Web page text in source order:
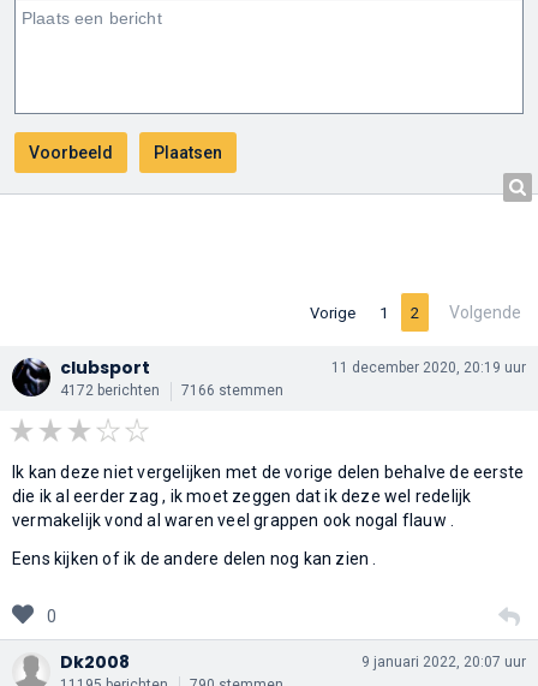
Vorige 1 2 Volgende
clubsport
4172 berichten 7166 stemmen
11 december 2020, 20:19 uur
Ik kan deze niet vergelijken met de vorige delen behalve de eerste
die ik al eerder zag , ik moet zeggen dat ik deze wel redelijk
vermakelijk vond al waren veel grappen ook nogal flauw .
Eens kijken of ik de andere delen nog kan zien .
0
Dk2008 9 januari 2022, 20:07 uur